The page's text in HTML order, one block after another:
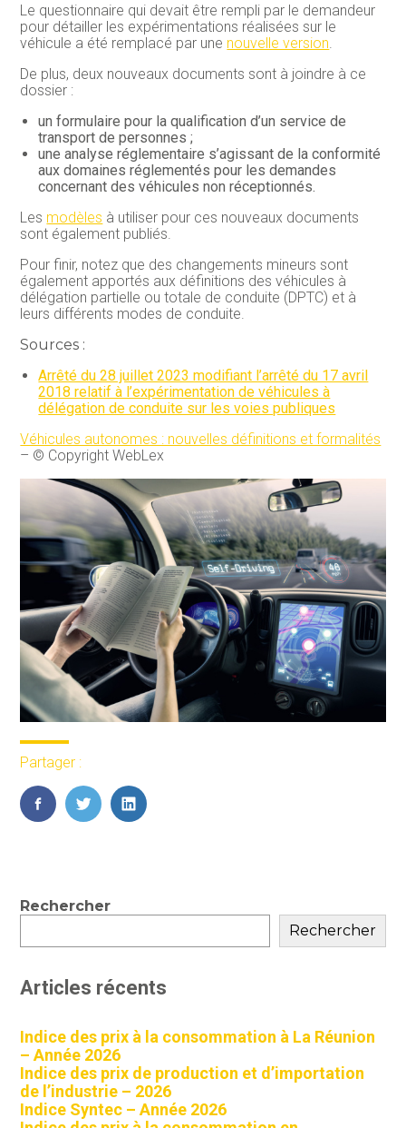
Le questionnaire qui devait être rempli par le demandeur
pour détailler les expérimentations réalisées sur le
véhicule a été remplacé par une nouvelle version
De plus, deux nouveaux documents sont à joindre à ce
dossier :
un formulaire pour la qualification d’un service de
transport de personnes ;
une analyse réglementaire s’agissant de la conformité
aux domaines réglementés pour les demandes
concernant des véhicules non réceptionnés.
Les modèles à utiliser pour ces nouveaux documents
sont également publiés.
Pour finir, notez que des changements mineurs sont
également apportés aux définitions des véhicules à
délégation partielle ou totale de conduite (DPTC) et à
leurs différents modes de conduite.
Sources :
Arrêté du 28 juillet 2023 modifiant l’arrêté du 17 avril
2018 relatif à l’expérimentation de véhicules à
délégation de conduite sur les voies publiques
Véhicules autonomes : nouvelles définitions et formalités
– © Copyright WebLex
Partager :
FaceBook
TwitterLinkedIn
Blog
Rechercher
Rechercher
Articles récents
Indice des prix à la consommation à La Réunion
– Année 2026
Indice des prix de production et d’importation
de l’industrie – 2026
Indice Syntec – Année 2026